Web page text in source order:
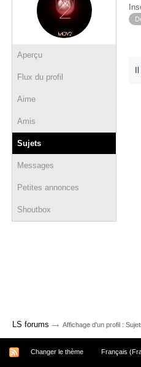
Aperçu
Flux du profil
Aime
Amis
Sujets
Messages
Petites annonces
Shoutbox
LS forums → Affichage d'un profil :
Changer le thème Français